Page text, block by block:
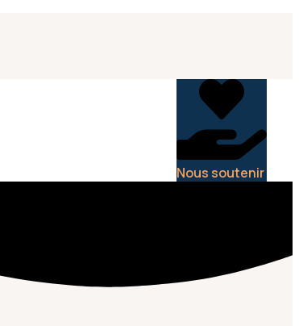
Nous soutenir